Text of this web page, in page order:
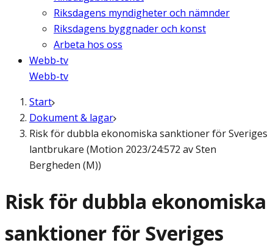
Riksdagens myndigheter och nämnder
Riksdagens byggnader och konst
Arbeta hos oss
Webb-tv
Webb-tv
Start
Dokument & lagar
Risk för dubbla ekonomiska sanktioner för Sveriges
lantbrukare (Motion 2023/24:572 av Sten
Bergheden (M))
Risk för dubbla ekonomiska
sanktioner för Sveriges